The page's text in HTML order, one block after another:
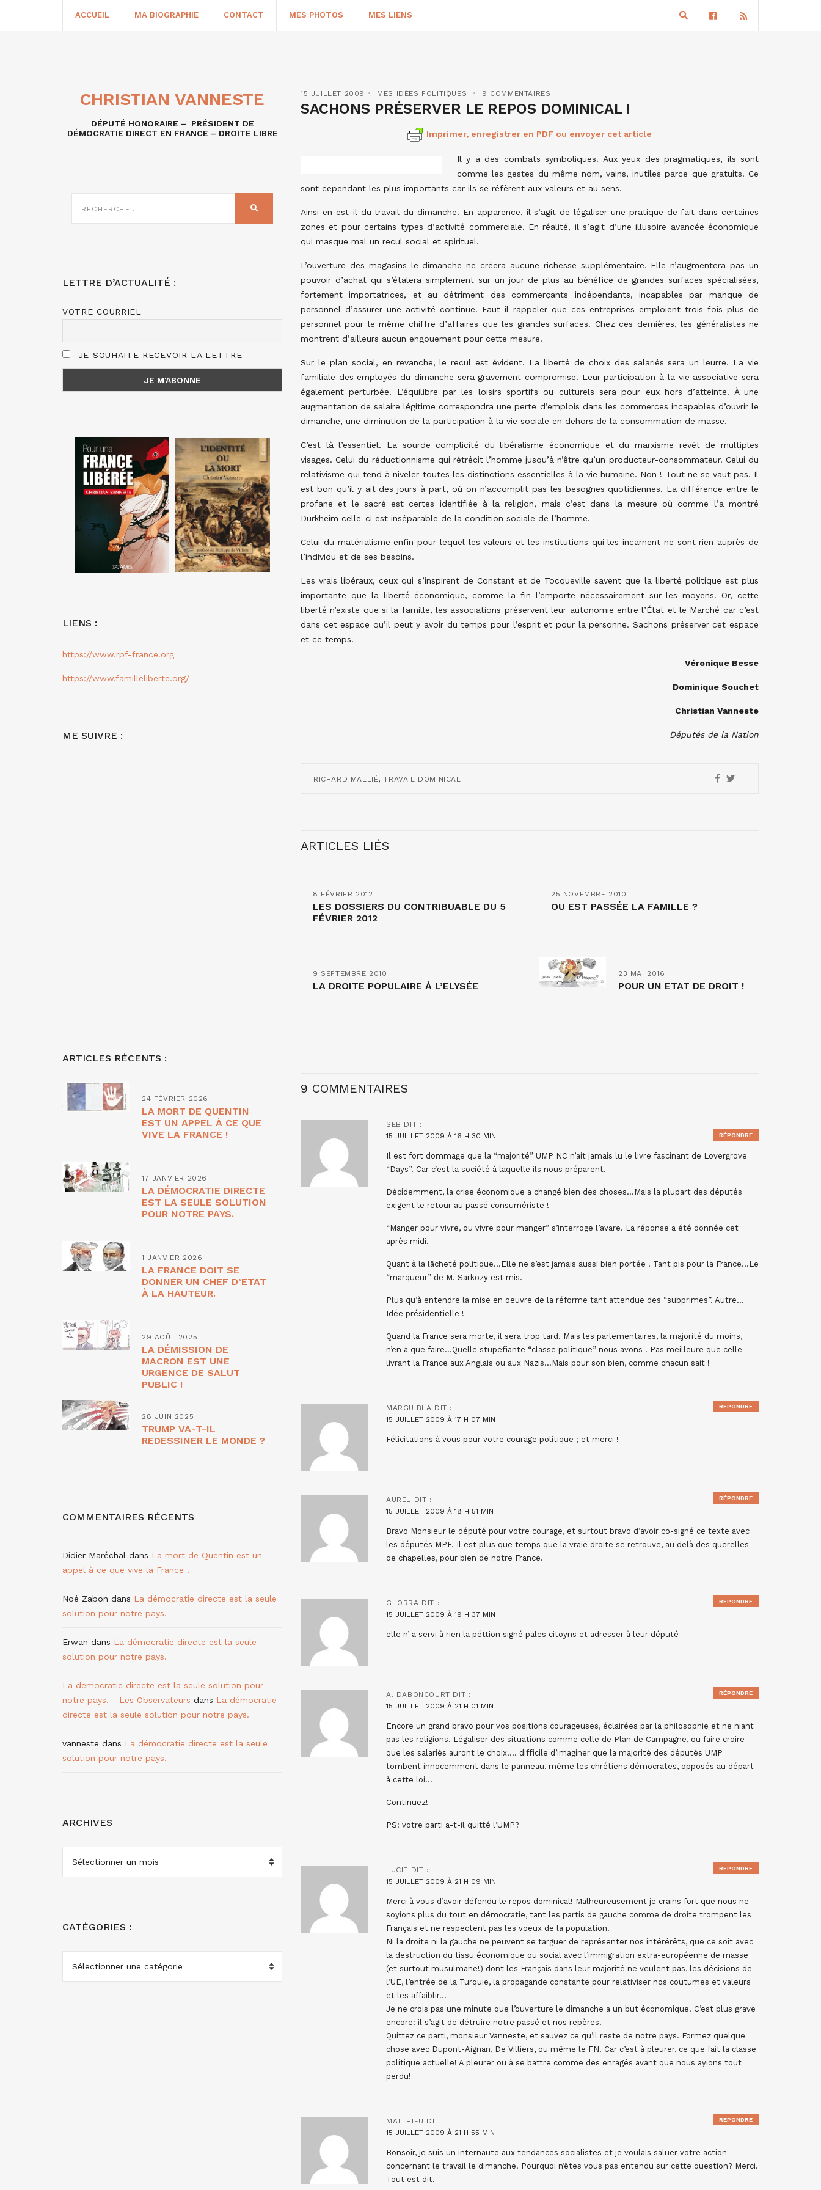
ACCUEIL MA BIOGRAPHIE CONTACT MES PHOTOS MES LIENS
15 JUILLET 2009 MES IDÉES POLITIQUES 9 COMMENTAIRES
SACHONS PRÉSERVER LE REPOS DOMINICAL !
Imprimer, enregistrer en PDF ou envoyer cet article
Il y a des combats symboliques. Aux yeux des pragmatiques, ils sont
comme les gestes du même nom, vains, inutiles parce que gratuits. Ce
sont cependant les plus importants car ils se réfèrent aux valeurs et au sens.
Ainsi en est-il du travail du dimanche. En apparence, il s’agit de légaliser une pratique de fait dans certaines
zones et pour certains types d’activité commerciale. En réalité, il s’agit d’une illusoire avancée économique
qui masque mal un recul social et spirituel.
L’ouverture des magasins le dimanche ne créera aucune richesse supplémentaire. Elle n’augmentera pas un
pouvoir d’achat qui s’étalera simplement sur un jour de plus au bénéfice de grandes surfaces spécialisées,
fortement importatrices, et au détriment des commerçants indépendants, incapables par manque de
personnel d’assurer une activité continue. Faut-il rappeler que ces entreprises emploient trois fois plus de
personnel pour le même chiffre d’affaires que les grandes surfaces. Chez ces dernières, les généralistes ne
montrent d’ailleurs aucun engouement pour cette mesure.
Sur le plan social, en revanche, le recul est évident. La liberté de choix des salariés sera un leurre. La vie
familiale des employés du dimanche sera gravement compromise. Leur participation à la vie associative sera
également perturbée. L’équilibre par les loisirs sportifs ou culturels sera pour eux hors d’atteinte. À une
augmentation de salaire légitime correspondra une perte d’emplois dans les commerces incapables d’ouvrir le
dimanche, une diminution de la participation à la vie sociale en dehors de la consommation de masse.
C’est là l’essentiel. La sourde complicité du libéralisme économique et du marxisme revêt de multiples
visages. Celui du réductionnisme qui rétrécit l’homme jusqu’à n’être qu’un producteur-consommateur. Celui du
relativisme qui tend à niveler toutes les distinctions essentielles à la vie humaine. Non ! Tout ne se vaut pas. Il
est bon qu’il y ait des jours à part, où on n’accomplit pas les besognes quotidiennes. La différence entre le
profane et le sacré est certes identifiée à la religion, mais c’est dans la mesure où comme l’a montré
Durkheim celle-ci est inséparable de la condition sociale de l’homme.
Celui du matérialisme enfin pour lequel les valeurs et les institutions qui les incarnent ne sont rien auprès de
l’individu et de ses besoins.
Les vrais libéraux, ceux qui s’inspirent de Constant et de Tocqueville savent que la liberté politique est plus
importante que la liberté économique, comme la fin l’emporte nécessairement sur les moyens. Or, cette
liberté n’existe que si la famille, les associations préservent leur autonomie entre l’État et le Marché car c’est
dans cet espace qu’il peut y avoir du temps pour l’esprit et pour la personne. Sachons préserver cet espace
et ce temps.
Véronique Besse
Dominique Souchet
Christian Vanneste
Députés de la Nation
RICHARD MALLIÉ,TRAVAIL DOMINICAL
ARTICLES LIÉS
8 FÉVRIER 2012
LES DOSSIERS DU CONTRIBUABLE DU 5
FÉVRIER 2012
25 NOVEMBRE 2010
OU EST PASSÉE LA FAMILLE ?
9 SEPTEMBRE 2010
LA DROITE POPULAIRE À L’ELYSÉE
23 MAI 2016
POUR UN ETAT DE DROIT !
9 COMMENTAIRES
SEB DIT :
15 JUILLET 2009 À 16 H 30 MIN
Il est fort dommage que la “majorité” UMP NC n’ait jamais lu le livre fascinant de Lovergrove
“Days”. Car c’est la société à laquelle ils nous préparent.
Décidemment, la crise économique a changé bien des choses…Mais la plupart des députés
exigent le retour au passé consumériste !
“Manger pour vivre, ou vivre pour manger” s’interroge l’avare. La réponse a été donnée cet
après midi.
Quant à la lâcheté politique…Elle ne s’est jamais aussi bien portée ! Tant pis pour la France…Le
“marqueur” de M. Sarkozy est mis.
Plus qu’à entendre la mise en oeuvre de la réforme tant attendue des “subprimes”. Autre…
Idée présidentielle !
Quand la France sera morte, il sera trop tard. Mais les parlementaires, la majorité du moins,
n’en a que faire…Quelle stupéfiante “classe politique” nous avons ! Pas meilleure que celle
livrant la France aux Anglais ou aux Nazis…Mais pour son bien, comme chacun sait !
RÉPONDRE
MARGUIBLA DIT :
15 JUILLET 2009 À 17 H 07 MIN
Félicitations à vous pour votre courage politique ; et merci !
RÉPONDRE
AUREL DIT :
15 JUILLET 2009 À 18 H 51 MIN
Bravo Monsieur le député pour votre courage, et surtout bravo d’avoir co-signé ce texte avec
les députés MPF. Il est plus que temps que la vraie droite se retrouve, au delà des querelles
de chapelles, pour bien de notre France.
RÉPONDRE
GHORRA DIT :
15 JUILLET 2009 À 19 H 37 MIN
elle n’ a servi à rien la péttion signé pales citoyns et adresser à leur député
RÉPONDRE
A. DABONCOURT DIT :
15 JUILLET 2009 À 21 H 01 MIN
Encore un grand bravo pour vos positions courageuses, éclairées par la philosophie et ne niant
pas les religions. Légaliser des situations comme celle de Plan de Campagne, ou faire croire
que les salariés auront le choix…. difficile d’imaginer que la majorité des députés UMP
tombent innocemment dans le panneau, même les chrétiens démocrates, opposés au départ
à cette loi…
Continuez!
PS: votre parti a-t-il quitté l’UMP?
RÉPONDRE
LUCIE DIT :
15 JUILLET 2009 À 21 H 09 MIN
Merci à vous d’avoir défendu le repos dominical! Malheureusement je crains fort que nous ne
soyions plus du tout en démocratie, tant les partis de gauche comme de droite trompent les
Français et ne respectent pas les voeux de la population.
Ni la droite ni la gauche ne peuvent se targuer de représenter nos intérérêts, que ce soit avec
la destruction du tissu économique ou social avec l’immigration extra-européenne de masse
(et surtout musulmane!) dont les Français dans leur majorité ne veulent pas, les décisions de
l’UE, l’entrée de la Turquie, la propagande constante pour relativiser nos coutumes et valeurs
et les affaiblir…
Je ne crois pas une minute que l’ouverture le dimanche a un but économique. C’est plus grave
encore: il s’agit de détruire notre passé et nos repères.
Quittez ce parti, monsieur Vanneste, et sauvez ce qu’il reste de notre pays. Formez quelque
chose avec Dupont-Aignan, De Villiers, ou même le FN. Car c’est à pleurer, ce que fait la classe
politique actuelle! A pleurer ou à se battre comme des enragés avant que nous ayions tout
perdu!
RÉPONDRE
MATTHIEU DIT :
15 JUILLET 2009 À 21 H 55 MIN
Bonsoir, je suis un internaute aux tendances socialistes et je voulais saluer votre action
concernant le travail le dimanche. Pourquoi n’êtes vous pas entendu sur cette question? Merci.
Tout est dit.
RÉPONDRE
CHRISTIAN VANNESTE
DÉPUTÉ HONORAIRE – PRÉSIDENT DE
DÉMOCRATIE DIRECT EN FRANCE – DROITE LIBRE
SUR
RECHERCHER
LETTRE D’ACTUALITÉ :
VOTRE COURRIEL
JE SOUHAITE RECEVOIR LA LETTRE
LIENS :
https://www.rpf-france.org
https://www.familleliberte.org/
ME SUIVRE :
ARTICLES RÉCENTS :
24 FÉVRIER 2026
LA MORT DE QUENTIN
EST UN APPEL À CE QUE
VIVE LA FRANCE !
17 JANVIER 2026
LA DÉMOCRATIE DIRECTE
EST LA SEULE SOLUTION
POUR NOTRE PAYS.
1 JANVIER 2026
LA FRANCE DOIT SE
DONNER UN CHEF D’ETAT
À LA HAUTEUR.
29 AOÛT 2025
LA DÉMISSION DE
MACRON EST UNE
URGENCE DE SALUT
PUBLIC !
28 JUIN 2025
TRUMP VA-T-IL
REDESSINER LE MONDE ?
COMMENTAIRES RÉCENTS
Didier Maréchal dans La mort de Quentin est un
appel à ce que vive la France !
Noé Zabon dans La démocratie directe est la seule
solution pour notre pays.
Erwan dans La démocratie directe est la seule
solution pour notre pays.
La démocratie directe est la seule solution pour
notre pays. - Les Observateurs dans La démocratie
directe est la seule solution pour notre pays.
vanneste dans La démocratie directe est la seule
solution pour notre pays.
ARCHIVES
ARCHIVES
CATÉGORIES :
CATÉGORIES